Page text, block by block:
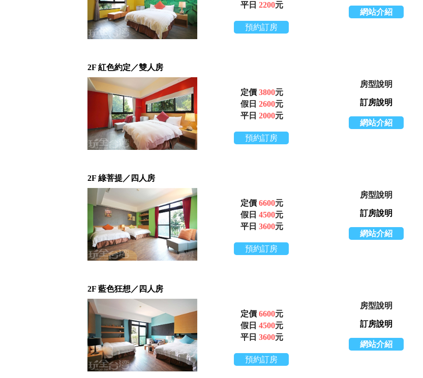
平日 2200元
網站介紹
預約訂房
2F 紅色約定／雙人房
定價 3800元
假日 2600元
平日 2000元
房型說明
訂房說明
網站介紹
預約訂房
2F 綠菩提／四人房
定價 6600元
假日 4500元
平日 3600元
房型說明
訂房說明
網站介紹
預約訂房
2F 藍色狂想／四人房
定價 6600元
假日 4500元
平日 3600元
房型說明
訂房說明
網站介紹
預約訂房